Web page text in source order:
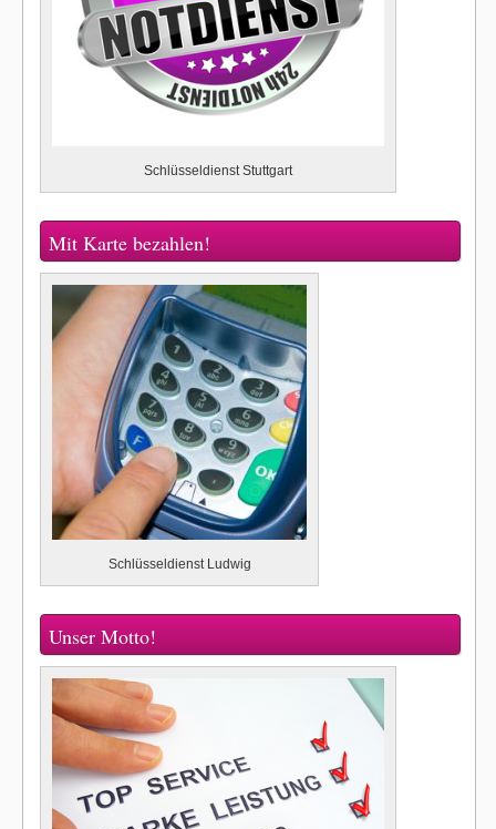
Schlüsseldienst Stuttgart
Mit Karte bezahlen!
Schlüsseldienst Ludwig
Unser Motto!